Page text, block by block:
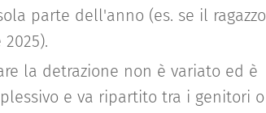
parte dell'anno (es. se il ragazzo
la detrazione non è variato ed è
e va ripartito tra i genitori o